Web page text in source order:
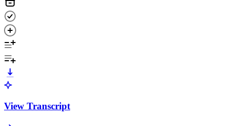
View Transcript